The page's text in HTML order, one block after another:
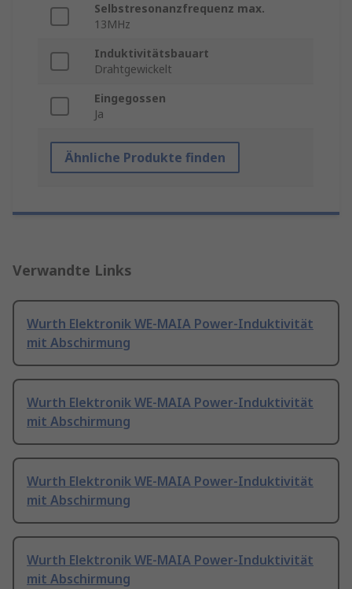
Selbstresonanzfrequenz max.
13MHz
Induktivitätsbauart
Drahtgewickelt
Eingegossen
Ja
Ähnliche Produkte finden
Verwandte Links
Wurth Elektronik WE-MAIA Power-Induktivität
mit Abschirmung
Wurth Elektronik WE-MAIA Power-Induktivität
mit Abschirmung
Wurth Elektronik WE-MAIA Power-Induktivität
mit Abschirmung
Wurth Elektronik WE-MAIA Power-Induktivität
mit Abschirmung